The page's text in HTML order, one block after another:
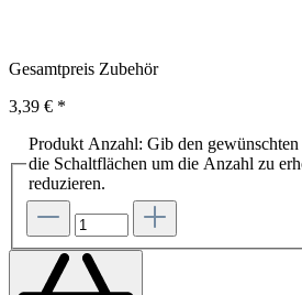
Gesamtpreis Zubehör
3,39 € *
Produkt Anzahl: Gib den
die Schaltflächen um die Anzahl zu
reduzieren.